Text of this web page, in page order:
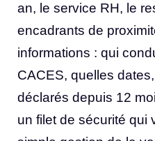
an, le service RH, le
encadrants de
informations : qui
CACES, quelles
déclarés depuis 12
un filet de sécurité qui